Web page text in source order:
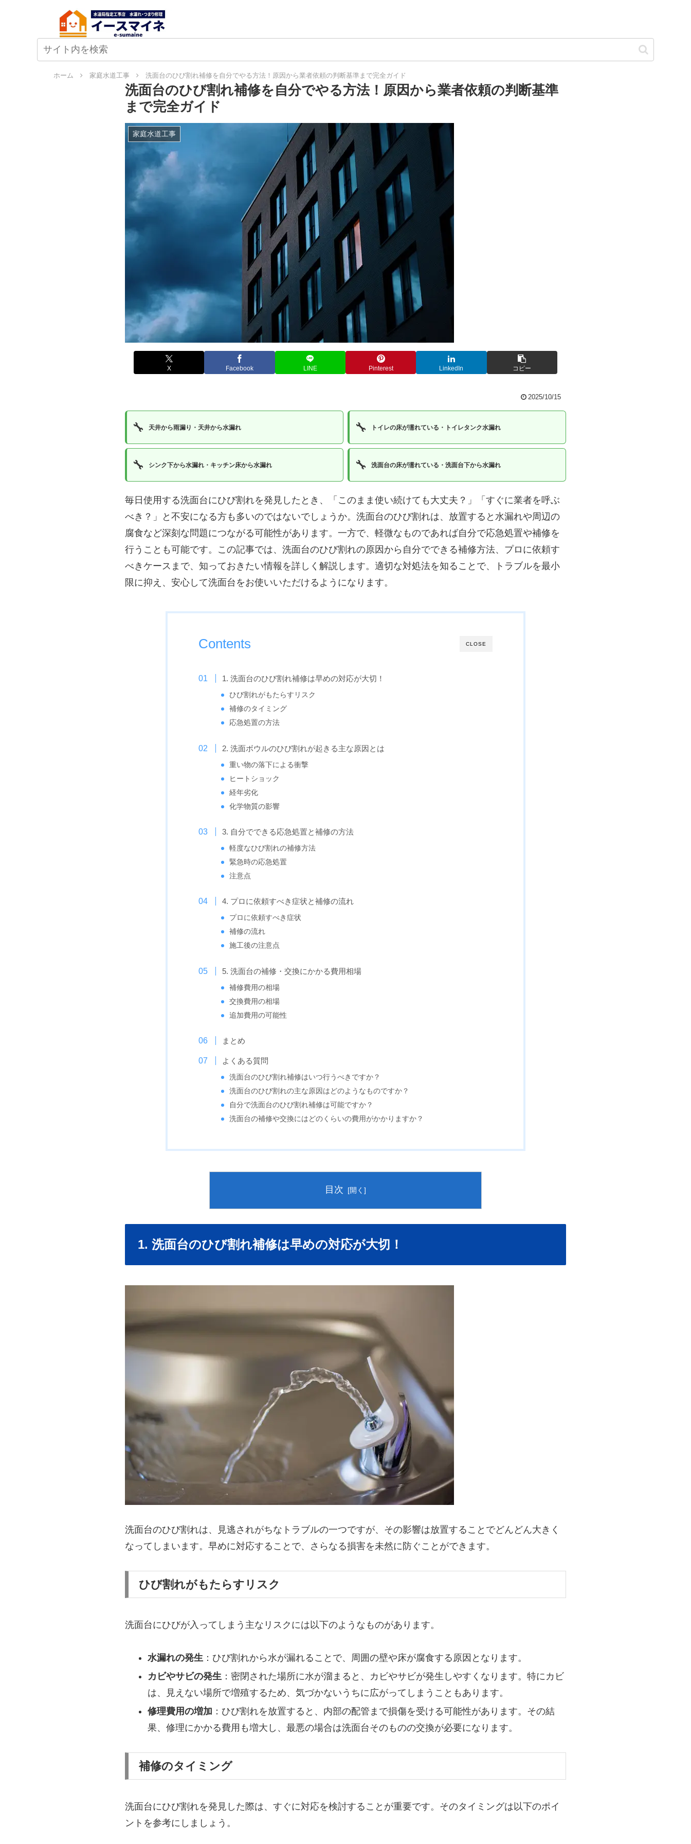
ホーム 家庭水道工事 洗面台のひび割れ補修を自分でやる方法！原因から業者依頼の判断基準まで完全ガイド
洗面台のひび割れ補修を自分でやる方法！原因から業者依頼の判断基準
まで完全ガイド
家庭水道工事
X Facebook LINE Pinterest LinkedIn コピー
2025/10/15
🔧 天井から雨漏り・天井から水漏れ 🔧 トイレの床が濡れている・トイレタンク水漏れ
🔧 シンク下から水漏れ・キッチン床から水漏れ 🔧 洗面台の床が濡れている・洗面台下から水漏れ
毎日使用する洗面台にひび割れを発見したとき、「このまま使い続けても大丈夫？」「すぐに業者を呼ぶ
べき？」と不安になる方も多いのではないでしょうか。洗面台のひび割れは、放置すると水漏れや周辺の
腐食など深刻な問題につながる可能性があります。一方で、軽微なものであれば自分で応急処置や補修を
行うことも可能です。この記事では、洗面台のひび割れの原因から自分でできる補修方法、プロに依頼す
べきケースまで、知っておきたい情報を詳しく解説します。適切な対処法を知ることで、トラブルを最小
限に抑え、安心して洗面台をお使いいただけるようになります。
CLOSE
Contents
1. 洗面台のひび割れ補修は早めの対応が大切！
ひび割れがもたらすリスク
補修のタイミング
応急処置の方法
2. 洗面ボウルのひび割れが起きる主な原因とは
重い物の落下による衝撃
ヒートショック
経年劣化
化学物質の影響
3. 自分でできる応急処置と補修の方法
軽度なひび割れの補修方法
緊急時の応急処置
注意点
4. プロに依頼すべき症状と補修の流れ
プロに依頼すべき症状
補修の流れ
施工後の注意点
5. 洗面台の補修・交換にかかる費用相場
補修費用の相場
交換費用の相場
追加費用の可能性
まとめ
よくある質問
洗面台のひび割れ補修はいつ行うべきですか？
洗面台のひび割れの主な原因はどのようなものですか？
自分で洗面台のひび割れ補修は可能ですか？
洗面台の補修や交換にはどのくらいの費用がかかりますか？
目次
1. 洗面台のひび割れ補修は早めの対応が大切！
洗面台のひび割れは、見逃されがちなトラブルの一つですが、その影響は放置することでどんどん大きく
なってしまいます。早めに対応することで、さらなる損害を未然に防ぐことができます。
ひび割れがもたらすリスク
洗面台にひびが入ってしまう主なリスクには以下のようなものがあります。
水漏れの発生：ひび割れから水が漏れることで、周囲の壁や床が腐食する原因となります。
カビやサビの発生：密閉された場所に水が溜まると、カビやサビが発生しやすくなります。特にカビ
は、見えない場所で増殖するため、気づかないうちに広がってしまうこともあります。
修理費用の増加 ：ひび割れを放置すると、内部の配管まで損傷を受ける可能性があります。その結
果、修理にかかる費用も増大し、最悪の場合は洗面台そのものの交換が必要になります。
補修のタイミング
洗面台にひび割れを発見した際は、すぐに対応を検討することが重要です。そのタイミングは以下のポイ
ントを参考にしましょう。